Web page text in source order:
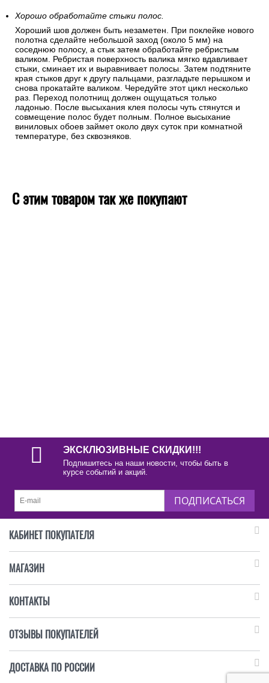
Хорошо обработайте стыки полос.
Хороший шов должен быть незаметен. При поклейке нового
полотна сделайте небольшой заход (около 5 мм) на
соседнюю полосу, а стык затем обработайте ребристым
валиком. Ребристая поверхность валика мягко вдавливает
стыки, сминает их и выравнивает полосы. Затем подтяните
края стыков друг к другу пальцами, разгладьте перышком и
снова прокатайте валиком. Чередуйте этот цикл несколько
раз. Переход полотнищ должен ощущаться только
ладонью. После высыхания клея полосы чуть стянутся и
совмещение полос будет полным. Полное высыхание
виниловых обоев займет около двух суток при комнатной
температуре, без сквозняков.
С этим товаром так же покупают
ЭКСКЛЮЗИВНЫЕ СКИДКИ!!!
Подпишитесь на наши новости, чтобы быть в
курсе событий и акций.
ПОДПИСАТЬСЯ
КАБИНЕТ ПОКУПАТЕЛЯ
МАГАЗИН
КОНТАКТЫ
ОТЗЫВЫ ПОКУПАТЕЛЕЙ
ДОСТАВКА ПО РОССИИ